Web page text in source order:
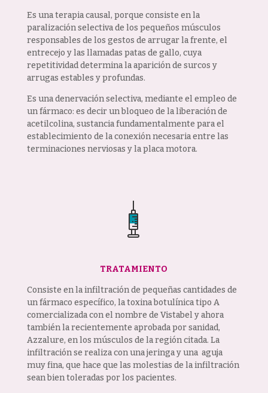
Es una terapia causal, porque consiste en la
paralización selectiva de los pequeños músculos
responsables de los gestos de arrugar la frente, el
entrecejo y las llamadas patas de gallo, cuya
repetitividad determina la aparición de surcos y
arrugas estables y profundas.
Es una denervación selectiva, mediante el empleo de
un fármaco: es decir un bloqueo de la liberación de
acetilcolina, sustancia fundamentalmente para el
establecimiento de la conexión necesaria entre las
terminaciones nerviosas y la placa motora.
TRATAMIENTO
Consiste en la infiltración de pequeñas cantidades de
un fármaco específico, la toxina botulínica tipo A
comercializada con el nombre de Vistabel y ahora
también la recientemente aprobada por sanidad,
Azzalure, en los músculos de la región citada. La
infiltración se realiza con una jeringa y una aguja
muy fina, que hace que las molestias de la infiltración
sean bien toleradas por los pacientes.